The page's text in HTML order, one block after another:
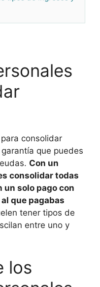
consolidar
que puedes
Con un
consolidar todas
solo pago con
que pagabas
tener tipos de
entre uno y
los